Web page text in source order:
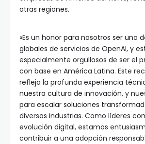
otras regiones.
«Es un honor para nosotros ser uno
globales de servicios de OpenAI, y
especialmente orgullosos de ser el
con base en América Latina. Este
refleja la profunda experiencia
nuestra cultura de innovación, y
para escalar soluciones
diversas industrias. Como líderes
evolución digital, estamos
contribuir a una adopción